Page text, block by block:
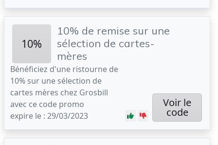
10%
10% de remise sur une
sélection de cartes-
mères
Bénéficiez d'une ristourne de
10% sur une sélection de
cartes mères chez Grosbill
avec ce code promo
expire le : 29/03/2023
Voir le
code